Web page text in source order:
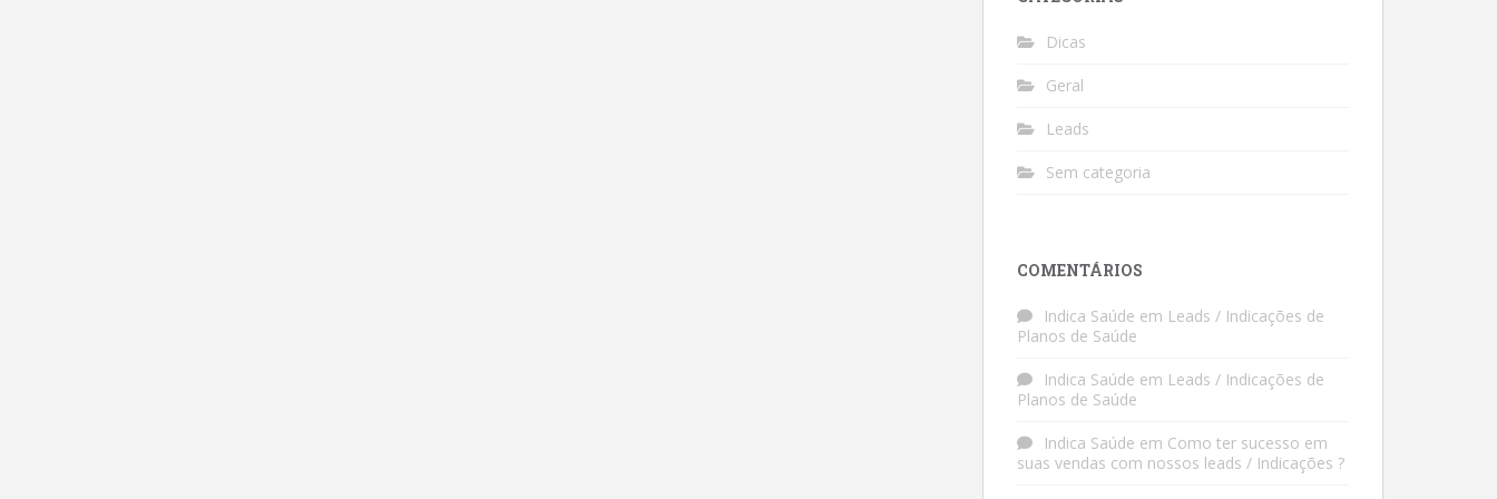
Dicas
Geral
Leads
Sem categoria
COMENTÁRIOS
Indica Saúde em Leads / Indicações de
Planos de Saúde
Indica Saúde em Leads / Indicações de
Planos de Saúde
Indica Saúde em Como ter sucesso em
suas vendas com nossos leads / Indicações ?